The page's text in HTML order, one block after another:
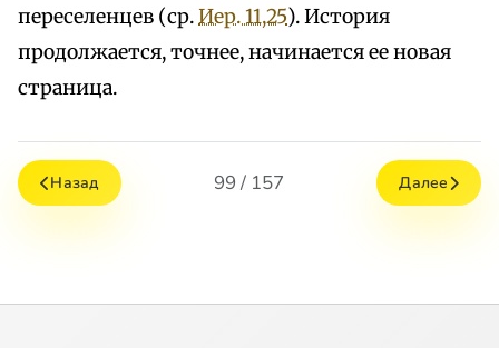
переселенцев (ср.Иер. 11,25). История
продолжается, точнее, начинается ее новая
страница.
Назад 99 / 157 Далее